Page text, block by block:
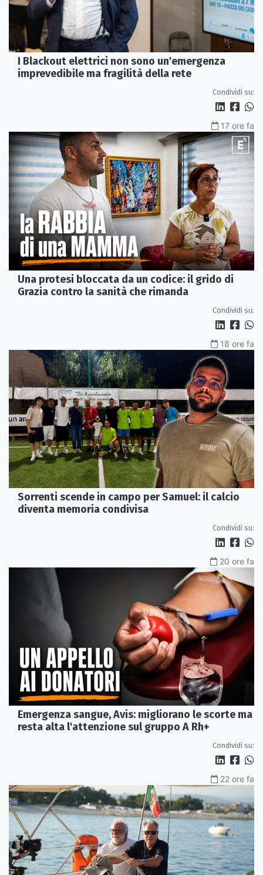
I Blackout elettrici non sono un'emergenza
imprevedibile ma fragilità della rete
Condividi su:
17 ore fa
Una protesi bloccata da un codice: il grido di
Grazia contro la sanità che rimanda
Condividi su:
18 ore fa
Sorrenti scende in campo per Samuel: il calcio
diventa memoria condivisa
Condividi su:
20 ore fa
Emergenza sangue, Avis: migliorano le scorte ma
resta alta l'attenzione sul gruppo A Rh+
Condividi su:
22 ore fa